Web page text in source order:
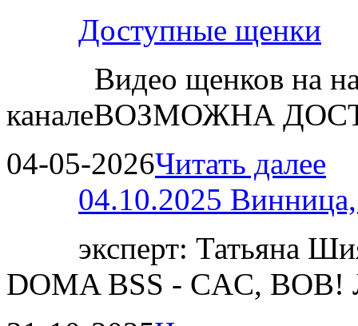
Доступные щенки
Видео щенков на
каналеВОЗМОЖНА
04-05-2026Читать далее
04.10.2025
эксперт: Татьяна
DOMA BSS - CAC,